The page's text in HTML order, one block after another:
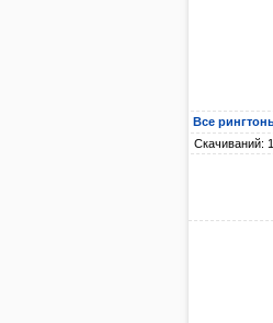
Все
Скачиваний: